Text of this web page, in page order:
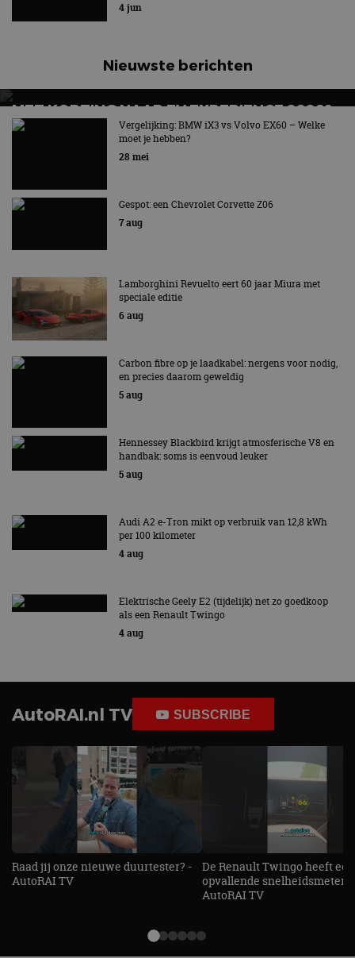
4 jun
Nieuwste berichten
MET KORTING NAAR EV EXPERIENCE 2026?
AUTORAI REGELT HET!
EV Experience 2026 van 24 tot 26 september
Vergelijking: BMW iX3 vs Volvo EX60 – Welke
moet je hebben?
28 mei
Gespot: een Chevrolet Corvette Z06
7 aug
Lamborghini Revuelto eert 60 jaar Miura met
speciale editie
6 aug
Carbon fibre op je laadkabel: nergens voor nodig,
en precies daarom geweldig
5 aug
Hennessey Blackbird krijgt atmosferische V8 en
handbak: soms is eenvoud leuker
5 aug
Audi A2 e-Tron mikt op verbruik van 12,8 kWh
per 100 kilometer
4 aug
Elektrische Geely E2 (tijdelijk) net zo goedkoop
als een Renault Twingo
4 aug
AutoRAI.nl TV SUBSCRIBE
Raad jij onze nieuwe duurtester? -
AutoRAI TV
De Renault Twingo heeft een
opvallende snelheidsmeter! -
AutoRAI TV